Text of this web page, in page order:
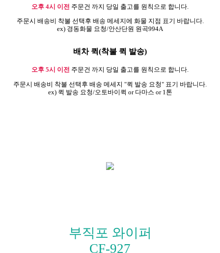
오후 4시 이전 주문건 까지 당일 출고를 원칙으로 합니다.
주문시 배송비 착불 선택후 배송 메세지에 화물 지점 표기 바랍니다.
ex) 경동화물 요청/안산단원 원곡994A
배차 퀵(착불 퀵 발송)
오후 5시 이전 주문건 까지 당일 출고를 원칙으로 합니다.
주문시 배송비 착불 선택후 배송 메세지 "퀵 발송 요청" 표기 바랍니다.
ex) 퀵 발송 요청/오토바이퀵 or 다마스 or 1톤
부직포 와이퍼
CF-927